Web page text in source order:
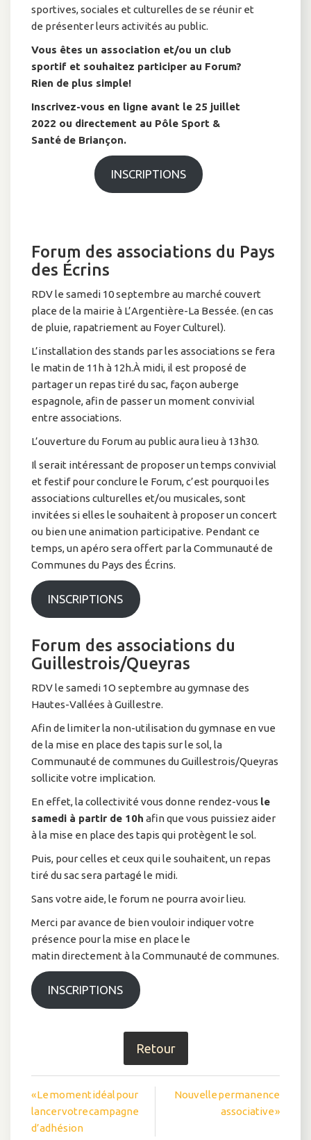
sportives, sociales et culturelles de se réunir et
de présenter leurs activités au public.
Vous êtes un association et/ou un club
sportif et souhaitez participer au Forum?
Rien de plus simple!
Inscrivez-vous en ligne avant le 25 juillet
2022 ou directement au Pôle Sport &
Santé de Briançon.
INSCRIPTIONS
Forum des associations du Pays
des Écrins
RDV le samedi 10 septembre au marché couvert
place de la mairie à L’Argentière-La Bessée. (en cas
de pluie, rapatriement au Foyer Culturel).
L’installation des stands par les associations se fera
le matin de 11h à 12h.À midi, il est proposé de
partager un repas tiré du sac, façon auberge
espagnole, afin de passer un moment convivial
entre associations.
L’ouverture du Forum au public aura lieu à 13h30.
Il serait intéressant de proposer un temps convivial
et festif pour conclure le Forum, c’est pourquoi les
associations culturelles et/ou musicales, sont
invitées si elles le souhaitent à proposer un concert
ou bien une animation participative. Pendant ce
temps, un apéro sera offert par la Communauté de
Communes du Pays des Écrins.
INSCRIPTIONS
Forum des associations du
Guillestrois/Queyras
RDV le samedi 1O septembre au gymnase des
Hautes-Vallées à Guillestre.
Afin de limiter la non-utilisation du gymnase en vue
de la mise en place des tapis sur le sol, la
Communauté de communes du Guillestrois/Queyras
sollicite votre implication.
En effet, la collectivité vous donne rendez-vous le
samedi à partir de 10h afin que vous puissiez aider
à la mise en place des tapis qui protègent le sol.
Puis, pour celles et ceux qui le souhaitent, un repas
tiré du sac sera partagé le midi.
Sans votre aide, le forum ne pourra avoir lieu.
Merci par avance de bien vouloir indiquer votre
présence pour la mise en place le
matin directement à la Communauté de communes.
INSCRIPTIONS
Retour
Navigation
de
« Le moment idéal pour
lancer votre campagne
d’adhésion
Nouvelle permanence
associative »